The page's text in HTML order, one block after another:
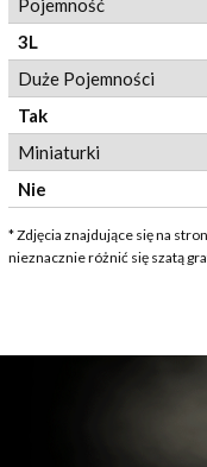
Pojemność
3L
Duże Pojemności
Tak
Miniaturki
Nie
* Zdjęcia znajdujące się na
nieznacznie różnić się szatą